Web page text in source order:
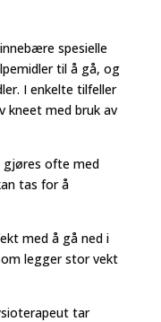
spesielle
til å gå, og
I enkelte tilfeller
kneet med bruk av
gjøres ofte med
tas for å
med å gå ned i
legger stor vekt
tar